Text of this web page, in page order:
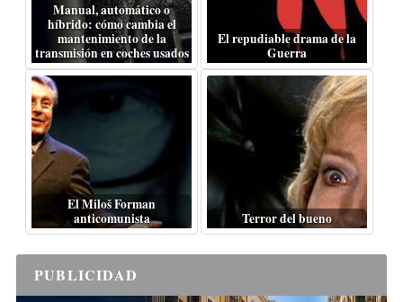
Manual, automático o
híbrido: cómo cambia el
mantenimiento de la
transmisión en coches usados
El repudiable drama de la
Guerra
El Miloš Forman
anticomunista
Terror del bueno
PUBLICIDAD